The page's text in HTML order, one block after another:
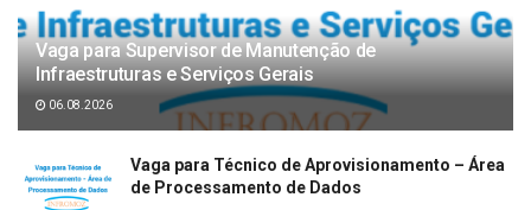
Vaga para Supervisor de Manutenção de
Infraestruturas e Serviços Gerais
06.08.2026
Vaga para Técnico de Aprovisionamento – Área
de Processamento de Dados